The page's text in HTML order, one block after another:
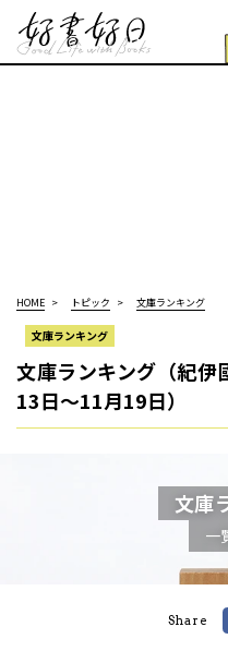
HOME トピック 文庫ランキング
文庫ランキング
文庫ランキング（紀
13日～11月19日）
文庫
一
Share